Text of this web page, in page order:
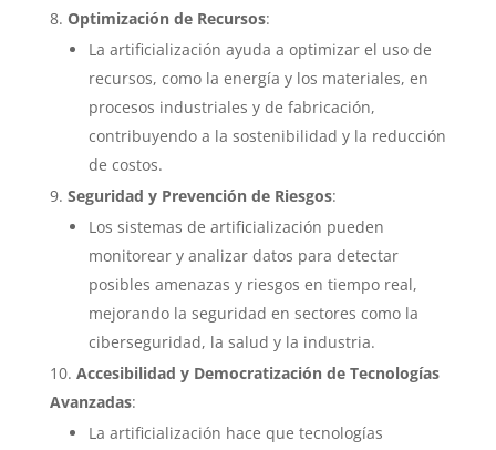
Optimización de Recursos:
La artificialización ayuda a optimizar el uso de
recursos, como la energía y los materiales, en
procesos industriales y de fabricación,
contribuyendo a la sostenibilidad y la reducción
de costos.
Seguridad y Prevención de Riesgos:
Los sistemas de artificialización pueden
monitorear y analizar datos para detectar
posibles amenazas y riesgos en tiempo real,
mejorando la seguridad en sectores como la
ciberseguridad, la salud y la industria.
Accesibilidad y Democratización de Tecnologías
Avanzadas:
La artificialización hace que tecnologías